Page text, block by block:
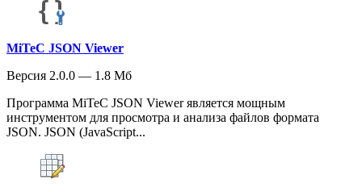
MiTeC JSON Viewer
Версия 2.0.0 — 1.8 Мб
Программа MiTeC JSON Viewer является мощным
инструментом для просмотра и анализа файлов формата
JSON. JSON (JavaScript...